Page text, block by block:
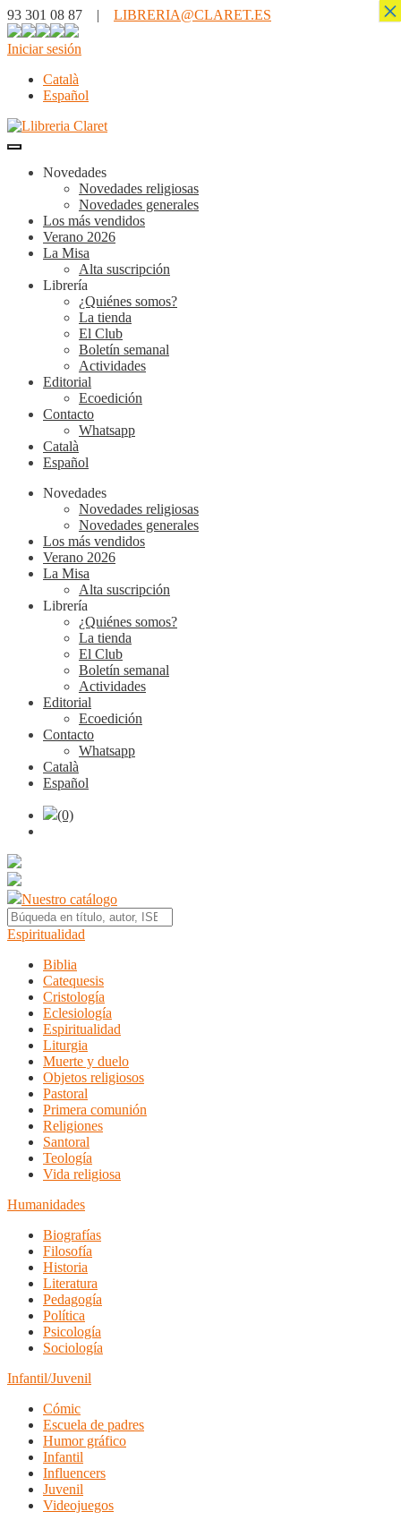
93 301 08 87 | LIBRERIA@CLARET.ES
Iniciar sesión
Català
Español
Novedades
Novedades religiosas
Novedades generales
Los más vendidos
Verano 2026
La Misa
Alta suscripción
Librería
¿Quiénes somos?
La tienda
El Club
Boletín semanal
Actividades
Editorial
Ecoedición
Contacto
Whatsapp
Català
Español
Novedades
Novedades religiosas
Novedades generales
Los más vendidos
Verano 2026
La Misa
Alta suscripción
Librería
¿Quiénes somos?
La tienda
El Club
Boletín semanal
Actividades
Editorial
Ecoedición
Contacto
Whatsapp
Català
Español
(0)
Nuestro catálogo
Espiritualidad
Biblia
Catequesis
Cristología
Eclesiología
Espiritualidad
Liturgia
Muerte y duelo
Objetos religiosos
Pastoral
Primera comunión
Religiones
Santoral
Teología
Vida religiosa
Humanidades
Biografías
Filosofía
Historia
Literatura
Pedagogía
Política
Psicología
Sociología
Infantil/Juvenil
Cómic
Escuela de padres
Humor gráfico
Infantil
Influencers
Juvenil
Videojuegos
×